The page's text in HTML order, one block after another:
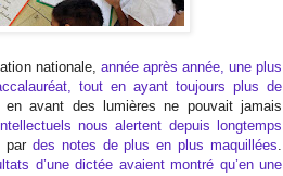
nationale, année après année, une plus
tout en ayant toujours plus de
en avant des lumières ne pouvait jamais
nous alertent depuis longtemps
par des notes de plus en plus maquillées
d’une dictée avaient montré qu’en une